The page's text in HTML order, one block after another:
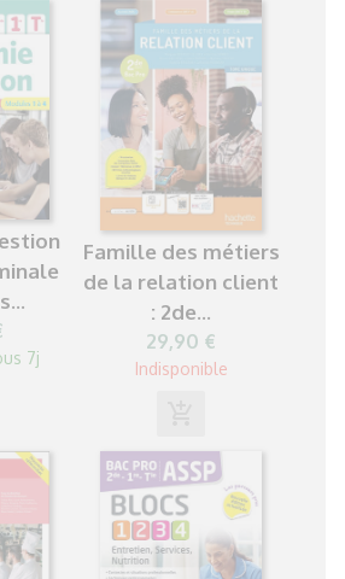
7j
Famille des métiers
de la relation client
: 2de...
29,90 €
Indisponible